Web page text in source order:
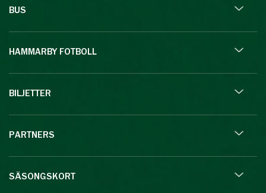
BUS
HAMMARBY FOTBOLL
BILJETTER
PARTNERS
SÄSONGSKORT